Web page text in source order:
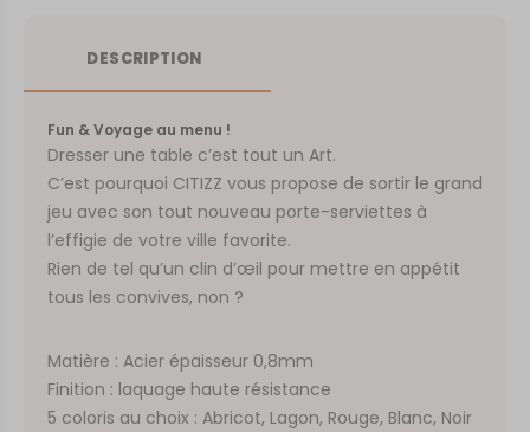
DESCRIPTION
Fun & Voyage au menu !
Dresser une table c’est tout un Art.
C’est pourquoi CITIZZ vous propose de sortir le grand
jeu avec son tout nouveau porte-serviettes à
l’effigie de votre ville favorite.
Rien de tel qu’un clin d’œil pour mettre en appétit
tous les convives, non ?
Matière : Acier épaisseur 0,8mm
Finition : laquage haute résistance
5 coloris au choix : Abricot, Lagon, Rouge, Blanc, Noir